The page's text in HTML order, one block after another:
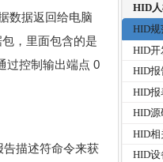
数据返回给电脑
，里面包含的是
过控制输出端点 0
描述符命令来获
HID
HID规
HID
HID报
HID
HID
HID相
HID设